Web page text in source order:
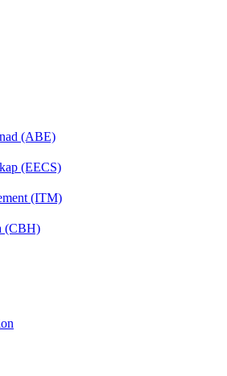
(ABE)
(EECS)
(ITM)
(CBH)